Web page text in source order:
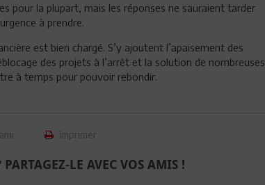
pour la plupart, mais les réponses ne sauraient tarder
à prendre.
est bien chargé. S’y ajoutent l’apaisement des
des projets à l’arrêt et la solution de nombreuses
à temps pour pouvoir rebondir.
Imprimer
LE AVEC VOS AMIS !